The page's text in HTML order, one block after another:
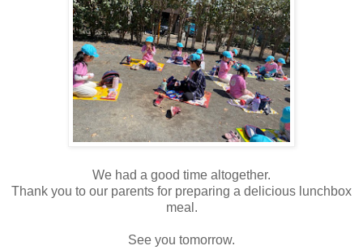
We had a good time altogether.
Thank you to our parents for preparing a delicious lunchbox
meal.
See you tomorrow.